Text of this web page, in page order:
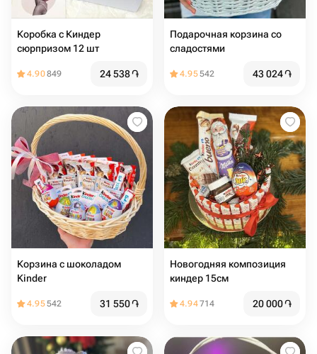
Коробка с Киндер
сюрпризом 12 шт
4.90849 24 538֏
Подарочная корзина со
сладостями
4.95542 43 024֏
Корзина с шоколадом
Kinder
4.95542 31 550֏
Новогодняя композиция
киндер 15см
4.94714 20 000֏